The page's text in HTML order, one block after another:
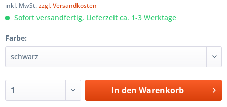
inkl. MwSt.zzgl. Versandkosten
Sofort versandfertig, Lieferzeit ca. 1-3 Werktage
Farbe:
In den Warenkorb